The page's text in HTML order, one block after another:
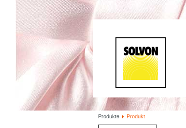
Produkte Produkt